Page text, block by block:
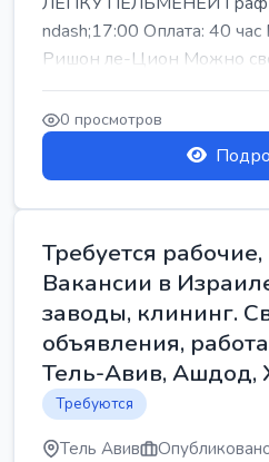
ndash;17:00 Оплата: 40
Ришон ле-Цион Можно
0 просмотров
Требуется
Вакансии в
заводы, клининг.
объявления,
Тель-Авив, Ашдод,
Требуются
Тель Авив